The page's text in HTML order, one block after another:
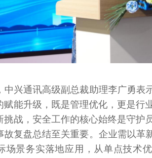
中兴通讯高级副总裁助理李广勇表
赋能升级，既是管理优化，更是行
挑战，安全工作的核心始终是守护
故复盘总结至关重要。企业需以革
场景务实落地应用，从单点技术